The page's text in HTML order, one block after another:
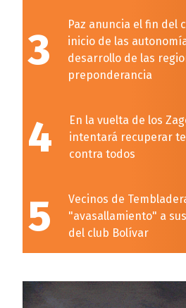
3
Paz anuncia el fin del
inicio de las
desarrollo de las
preponderancia
4
En la vuelta de los
intentará recuperar
contra todos
5
Vecinos de
"avasallamiento" a
del club Bolívar